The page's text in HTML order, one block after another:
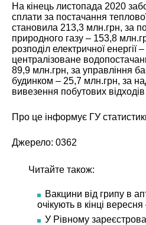
На кінець листопада 2020
сплати за постачання
становила 213,3 млн.грн, за
природного газу – 153,8
розподіл електричної енергії
централізоване
89,9 млн.грн, за управління
будинком – 25,7 млн.грн, за
вивезення побутових
Про це інформує ГУ
Джерело: 0362
Читайте також:
Вакцини від грипу в
очікують в кінці
У Рівному